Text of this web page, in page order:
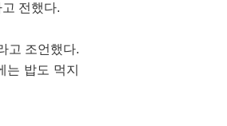
전했다.
고 조언했다.
밥도 먹지